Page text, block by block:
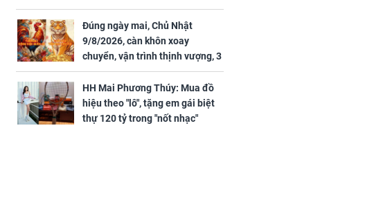
Trong 4 ngày cuối
tháng 6 âm lịch, 3 con
giáp vượng phát Tài
Lộc, Phú Quý trăm bề,
đổi mệnh Phượng
Hoàng, ôm trọn cơ
ngơi đồ sộ
Đúng ngày mai, Chủ Nhật
9/8/2026, càn khôn xoay
chuyển, vận trình thịnh vượng, 3
con giáp nhận phúc khí nhà trời,
tình tiền đỏ như son, vận may
hanh thông
HH Mai Phương Thúy: Mua đồ
hiệu theo "lô", tặng em gái biệt
thự 120 tỷ trong "nốt nhạc"